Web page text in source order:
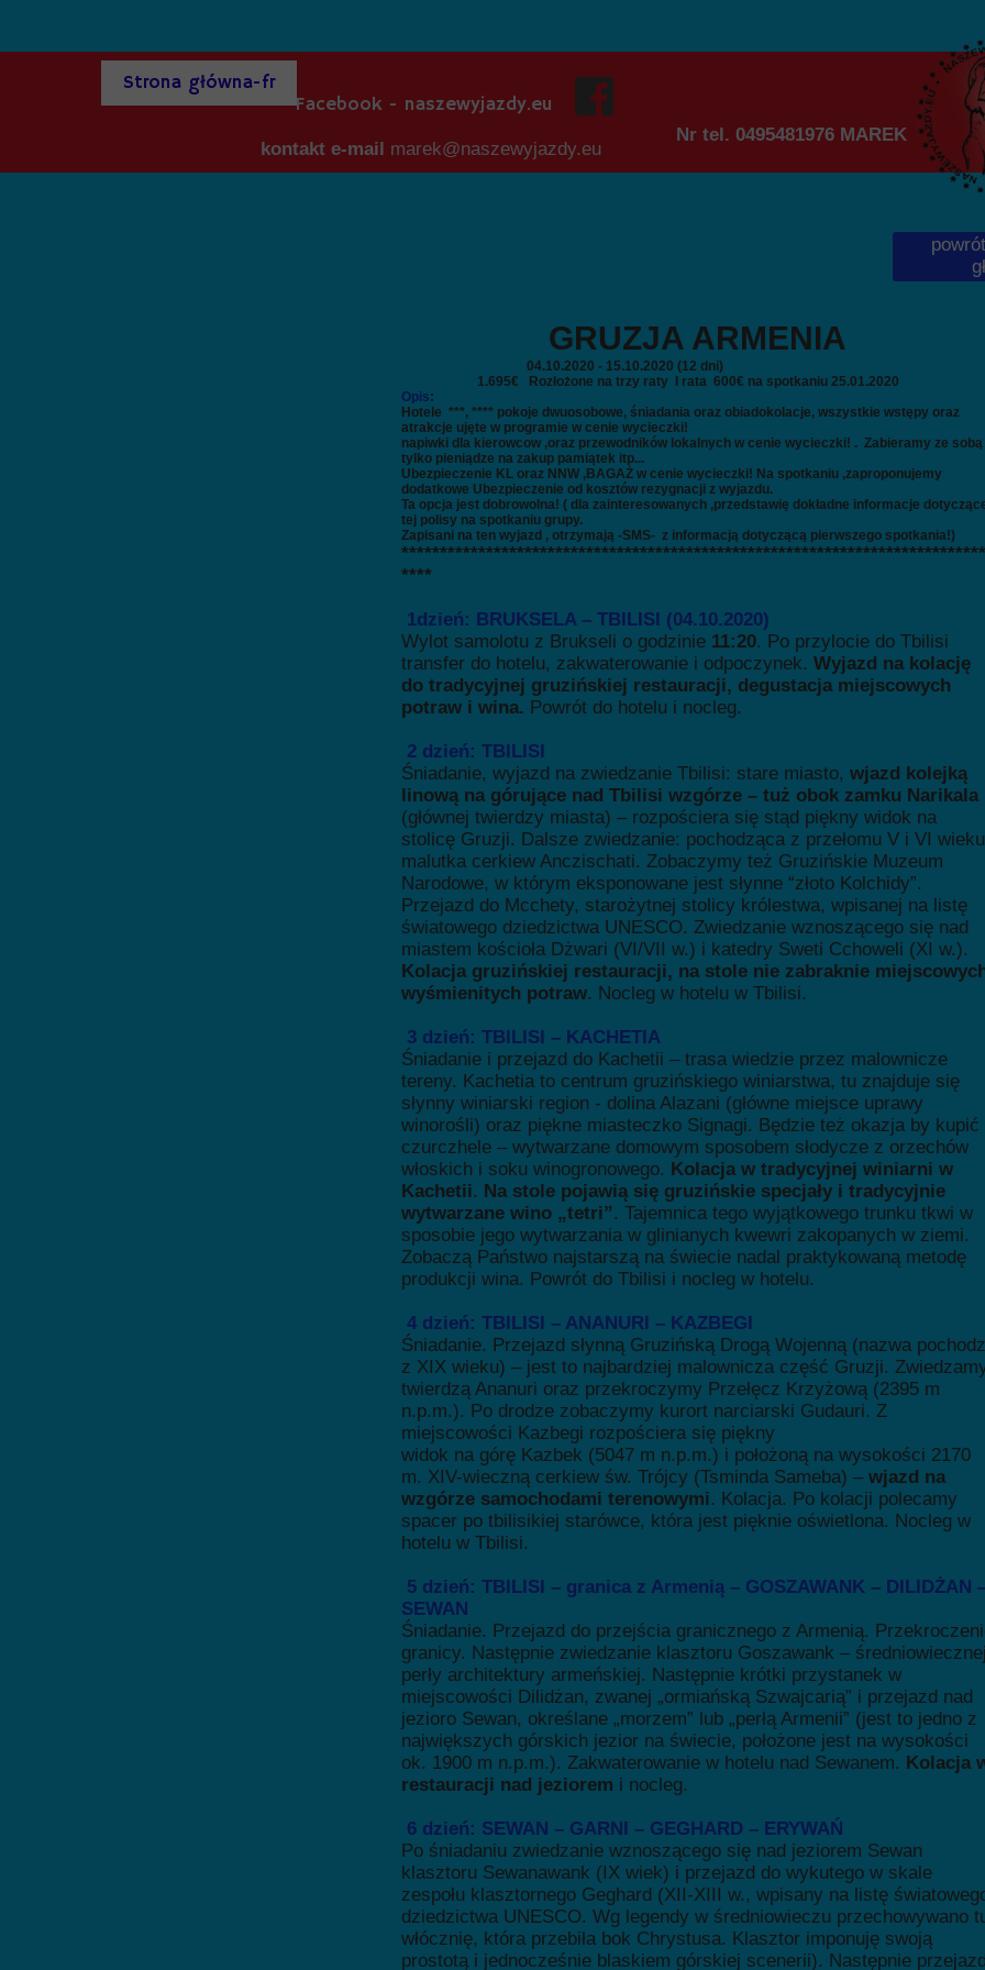
GRUZJA ARMENIA
04.10.2020 - 15.10.2020 (12 dni)
1.695€
Rozłożone na trzy raty I rata 600€ na spotkaniu 25.01.2020
Opis:
Hotele ***, **** pokoje dwuosobowe, śniadania oraz obiadokolacje, wszystkie wstępy oraz
atrakcje ujęte w programie w cenie wycieczki!
napiwki dla kierowcow ,oraz przewodników lokalnych w cenie wycieczki! . Zabieramy ze sobą
tylko pieniądze na zakup pamiątek itp...
Ubezpieczenie KL oraz NNW ,BAGAŻ w cenie wycieczki! Na spotkaniu ,zaproponujemy
dodatkowe Ubezpieczenie od kosztów rezygnacji z wyjazdu.
Ta opcja jest dobrowolna! ( dla zainteresowanych ,przedstawię dokładne informacje
tej polisy na spotkaniu grupy.
Zapisani na ten wyjazd , otrzymają -SMS- z informacją dotyczącą pierwszego spotkania!)
****
1dzień: BRUKSELA – TBILISI (04.10.2020)
Wylot samolotu z Brukseli o godzinie 11:20. Po przylocie do Tbilisi
transfer do hotelu, zakwaterowanie i odpoczynek. Wyjazd na kolację
do tradycyjnej gruzińskiej restauracji, degustacja miejscowych
potraw i wina. Powrót do hotelu i nocleg.
2 dzień: TBILISI
Śniadanie, wyjazd na zwiedzanie Tbilisi: stare miasto, wjazd kolejką
linową na górujące nad Tbilisi wzgórze – tuż obok zamku Narikala
(głównej twierdzy miasta) – rozpościera się stąd piękny widok na
stolicę Gruzji. Dalsze zwiedzanie: pochodząca z przełomu V i VI wieku
malutka cerkiew Anczischati. Zobaczymy też Gruzińskie Muzeum
Narodowe, w którym eksponowane jest słynne “złoto Kolchidy”.
Przejazd do Mcchety, starożytnej stolicy królestwa, wpisanej na listę
światowego dziedzictwa UNESCO. Zwiedzanie wznoszącego się nad
miastem kościoła Dżwari (VI/VII w.) i katedry Sweti Cchoweli (XI w.).
Kolacja gruzińskiej restauracji, na stole nie zabraknie
wyśmienitych potraw. Nocleg w hotelu w Tbilisi.
3 dzień: TBILISI – KACHETIA
Śniadanie i przejazd do Kachetii – trasa wiedzie przez malownicze
tereny. Kachetia to centrum gruzińskiego winiarstwa, tu znajduje się
słynny winiarski region - dolina Alazani (główne miejsce uprawy
winorośli) oraz piękne miasteczko Signagi. Będzie też okazja by kupić
czurczhele – wytwarzane domowym sposobem słodycze z orzechów
włoskich i soku winogronowego. Kolacja w tradycyjnej winiarni w
Kachetii. Na stole pojawią się gruzińskie specjały i tradycyjnie
wytwarzane wino „tetri”. Tajemnica tego wyjątkowego trunku tkwi w
sposobie jego wytwarzania w glinianych kwewri zakopanych w ziemi.
Zobaczą Państwo najstarszą na świecie nadal praktykowaną metodę
produkcji wina. Powrót do Tbilisi i nocleg w hotelu.
4 dzień: TBILISI – ANANURI – KAZBEGI
Śniadanie. Przejazd słynną Gruzińską Drogą Wojenną (nazwa
z XIX wieku) – jest to najbardziej malownicza część Gruzji.
twierdzą Ananuri oraz przekroczymy Przełęcz Krzyżową (2395 m
n.p.m.). Po drodze zobaczymy kurort narciarski Gudauri. Z
miejscowości Kazbegi rozpościera się piękny
widok na górę Kazbek (5047 m n.p.m.) i położoną na wysokości 2170
m. XIV-wieczną cerkiew św. Trójcy (Tsminda Sameba) – wjazd na
wzgórze samochodami terenowymi. Kolacja. Po kolacji polecamy
spacer po tbilisikiej starówce, która jest pięknie oświetlona. Nocleg w
hotelu w Tbilisi.
5 dzień: TBILISI – granica z Armenią – GOSZAWANK – DILIDŻAN
SEWAN
Śniadanie. Przejazd do przejścia granicznego z Armenią.
granicy. Następnie zwiedzanie klasztoru Goszawank –
perły architektury armeńskiej. Następnie krótki przystanek w
miejscowości Dilidżan, zwanej „ormiańską Szwajcarią” i przejazd nad
jezioro Sewan, określane „morzem” lub „perłą Armenii” (jest to jedno z
największych górskich jezior na świecie, położone jest na wysokości
ok. 1900 m n.p.m.). Zakwaterowanie w hotelu nad Sewanem. Kolacja
restauracji nad jeziorem i nocleg.
6 dzień: SEWAN – GARNI – GEGHARD – ERYWAŃ
Po śniadaniu zwiedzanie wznoszącego się nad jeziorem Sewan
klasztoru Sewanawank (IX wiek) i przejazd do wykutego w skale
zespołu klasztornego Geghard (XII-XIII w., wpisany na listę
dziedzictwa UNESCO. Wg legendy w średniowieczu przechowywano
włócznię, która przebiła bok Chrystusa. Klasztor imponuję swoją
prostotą i jednocześnie blaskiem górskiej scenerii). Następnie
Facebook - naszewyjazdy.eu
kontakt e-mail marek@naszewyjazdy.eu
Nr tel. 0495481976 MAREK
Strona główna-fr